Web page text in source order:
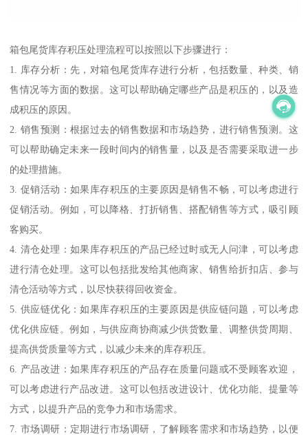
箱包尾货库存积压处理流程可以按照以下步骤进行：
1. 库存分析：先，对箱包尾货库存进行分析，包括数量、种类、销
售情况等方面的数据。这可以帮助确定哪些产品是积压的，以及造
成积压的原因。
2. 销售预测：根据过去的销售数据和市场趋势，进行销售预测。这
可以帮助确定未来一段时间内的销售量，以及是否需要采取进一步
的处理措施。
3. 促销活动：如果库存积压的主要原因是销售不畅，可以考虑进行
促销活动。例如，可以降格、打折销售、搭配销售等方式，吸引顾
客购买。
4. 清仓处理：如果库存积压的产品已经过时或无人问津，可以考虑
进行清仓处理。这可以包括批发给其他商家、销售给折扣店、参与
清仓活动等方式，以尽快获得回收资金。
5. 供应链优化：如果库存积压的主要原因是供应链问题，可以考虑
优化供应链。例如，与供应商协商减少供货数量、调整供货周期、
提高供货质量等方式，以减少未来的库存积压。
6. 产品改进：如果库存积压的产品存在质量问题或不受顾客欢迎，
可以考虑进行产品改进。这可以包括改进设计、优化功能、提量等
方式，以提升产品的竞争力和市场需求。
7. 市场调研：定期进行市场调研，了解顾客需求和市场趋势，以便